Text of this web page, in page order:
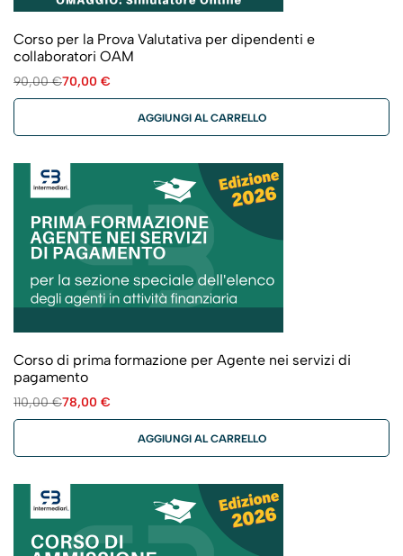
Corso per la Prova Valutativa per dipendenti e
collaboratori OAM
90,00€70,00 €
AGGIUNGI AL CARRELLO
Corso di prima formazione per Agente nei servizi di
pagamento
110,00€78,00 €
AGGIUNGI AL CARRELLO